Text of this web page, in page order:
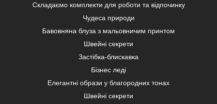
Складаємо комплекти для роботи та відпочинку
Чудеса природи
Бавовняна блуза з мальовничим принтом
Швейні секрети
Застібка-блискавка
Бізнес леді
Елегантні образи у благородних тонах
Швейні секрети